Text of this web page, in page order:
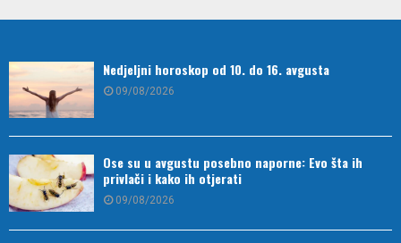
Nedjeljni horoskop od 10. do 16. avgusta
09/08/2026
Ose su u avgustu posebno naporne: Evo šta ih
privlači i kako ih otjerati
09/08/2026